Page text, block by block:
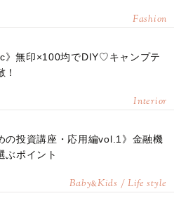
Fashion
》無印×100均でDIY♡キャンプテ
Interior
の投資講座・応用編vol.1》金融機
ぶポイント
Baby&Kids / Life style